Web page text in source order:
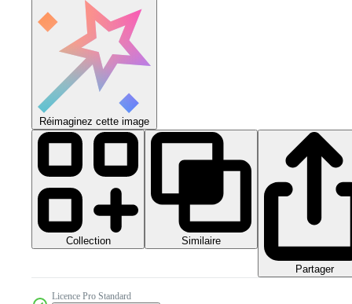
Réimaginez cette image
Collection Similaire
Partager
Licence Pro Standard